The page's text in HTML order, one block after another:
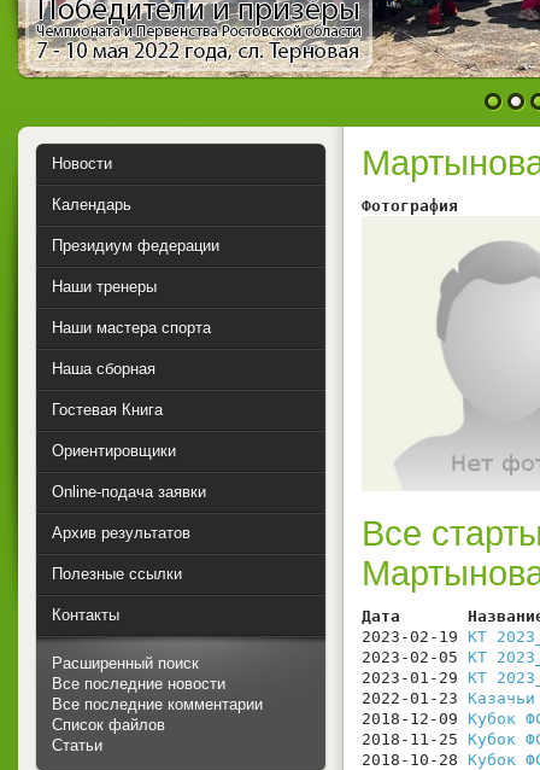
1 2
Фотография
Все
Дата
2023-02-19 КТ
2023-02-05 КТ
2023-01-29 КТ
2022-01-23
2018-12-09 Кубок
2018-11-25 Кубок
2018-10-28 Кубок
Новости
Календарь
Президиум федерации
Наши тренеры
Наши мастера спорта
Наша сборная
Гостевая Книга
Ориентировщики
Online-подача заявки
Архив результатов
Полезные ссылки
Контакты
Расширенный поиск
Все последние новости
Все последние комментарии
Список файлов
Статьи